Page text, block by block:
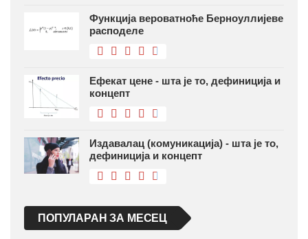
Функција вероватноће Берноуллијеве
расподеле
Ефекат цене - шта је то, дефиниција и
концепт
Издавалац (комуникација) - шта је то,
дефиниција и концепт
ПОПУЛАРАН ЗА МЕСЕЦ